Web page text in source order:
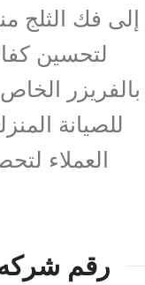
إلى فك الثلج
لتحسين
بالفريزر
للصيانة
العملاء
رقم